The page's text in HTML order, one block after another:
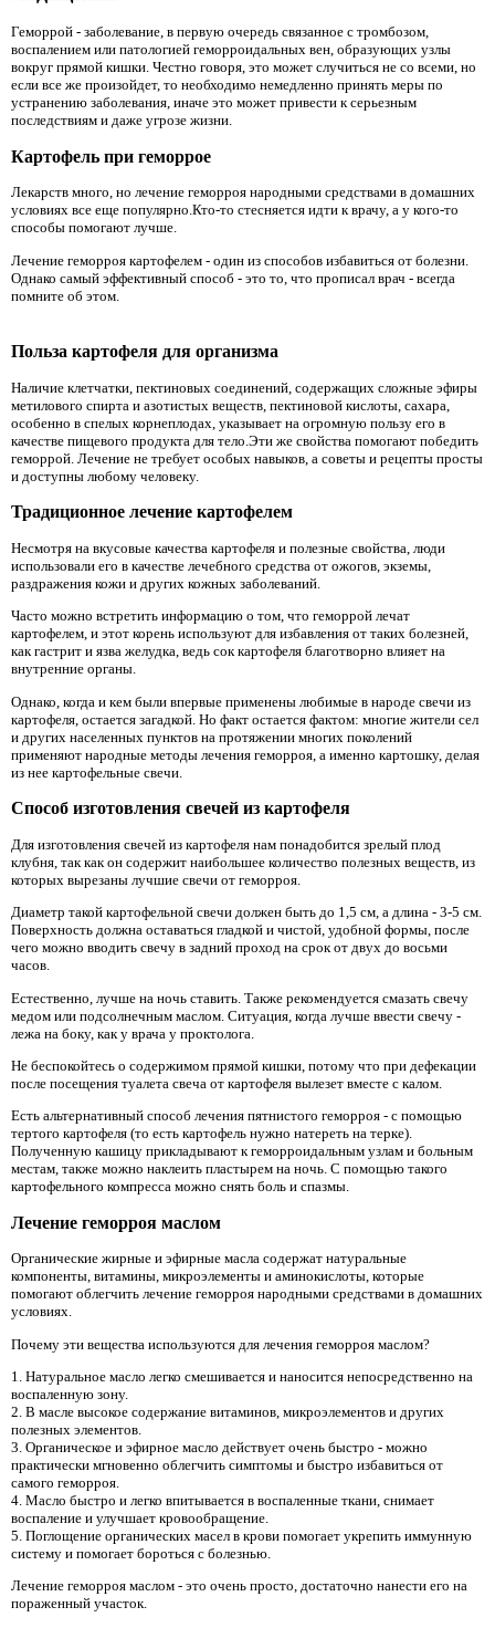
Геморрой - заболевание, в первую очередь связанное с тромбозом,
воспалением или патологией геморроидальных вен, образующих узлы
вокруг прямой кишки. Честно говоря, это может случиться не со всеми, но
если все же произойдет, то необходимо немедленно принять меры по
устранению заболевания, иначе это может привести к серьезным
последствиям и даже угрозе жизни.
Картофель при геморрое
Лекарств много, но лечение геморроя народными средствами в домашних
условиях все еще популярно.Кто-то стесняется идти к врачу, а у кого-то
способы помогают лучше.
Лечение геморроя картофелем - один из способов избавиться от болезни.
Однако самый эффективный способ - это то, что прописал врач - всегда
помните об этом.
Польза картофеля для организма
Наличие клетчатки, пектиновых соединений, содержащих сложные эфиры
метилового спирта и азотистых веществ, пектиновой кислоты, сахара,
особенно в спелых корнеплодах, указывает на огромную пользу его в
качестве пищевого продукта для тело.Эти же свойства помогают победить
геморрой. Лечение не требует особых навыков, а советы и рецепты просты
и доступны любому человеку.
Традиционное лечение картофелем
Несмотря на вкусовые качества картофеля и полезные свойства, люди
использовали его в качестве лечебного средства от ожогов, экземы,
раздражения кожи и других кожных заболеваний.
Часто можно встретить информацию о том, что геморрой лечат
картофелем, и этот корень используют для избавления от таких болезней,
как гастрит и язва желудка, ведь сок картофеля благотворно влияет на
внутренние органы.
Однако, когда и кем были впервые применены любимые в народе свечи из
картофеля, остается загадкой. Но факт остается фактом: многие жители сел
и других населенных пунктов на протяжении многих поколений
применяют народные методы лечения геморроя, а именно картошку, делая
из нее картофельные свечи.
Способ изготовления свечей из картофеля
Для изготовления свечей из картофеля нам понадобится зрелый плод
клубня, так как он содержит наибольшее количество полезных веществ, из
которых вырезаны лучшие свечи от геморроя.
Диаметр такой картофельной свечи должен быть до 1,5 см, а длина - 3-5 см.
Поверхность должна оставаться гладкой и чистой, удобной формы, после
чего можно вводить свечу в задний проход на срок от двух до восьми
часов.
Естественно, лучше на ночь ставить. Также рекомендуется смазать свечу
медом или подсолнечным маслом. Ситуация, когда лучше ввести свечу -
лежа на боку, как у врача у проктолога.
Не беспокойтесь о содержимом прямой кишки, потому что при дефекации
после посещения туалета свеча от картофеля вылезет вместе с калом.
Есть альтернативный способ лечения пятнистого геморроя - с помощью
тертого картофеля (то есть картофель нужно натереть на терке).
Полученную кашицу прикладывают к геморроидальным узлам и больным
местам, также можно наклеить пластырем на ночь. С помощью такого
картофельного компресса можно снять боль и спазмы.
Лечение геморроя маслом
Органические жирные и эфирные масла содержат натуральные
компоненты, витамины, микроэлементы и аминокислоты, которые
помогают облегчить лечение геморроя народными средствами в домашних
условиях.
Почему эти вещества используются для лечения геморроя маслом?
1. Натуральное масло легко смешивается и наносится непосредственно на
воспаленную зону.
2. В масле высокое содержание витаминов, микроэлементов и других
полезных элементов.
3. Органическое и эфирное масло действует очень быстро - можно
практически мгновенно облегчить симптомы и быстро избавиться от
самого геморроя.
4. Масло быстро и легко впитывается в воспаленные ткани, снимает
воспаление и улучшает кровообращение.
5. Поглощение органических масел в крови помогает укрепить иммунную
систему и помогает бороться с болезнью.
Лечение геморроя маслом - это очень просто, достаточно нанести его на
пораженный участок.